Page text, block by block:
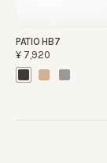
PATIO HB7
¥7,920